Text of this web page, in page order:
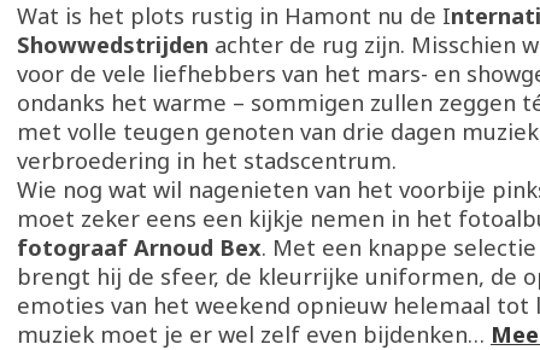
Wat is het plots rustig in Hamont nu de I
Showwedstrijden achter de rug zijn. Misschien
voor de vele liefhebbers van het mars- en
ondanks het warme – sommigen zullen zeggen
met volle teugen genoten van drie dagen
verbroedering in het stadscentrum.
Wie nog wat wil nagenieten van het voorbije
moet zeker eens een kijkje nemen in het
fotograaf Arnoud Bex. Met een knappe
brengt hij de sfeer, de kleurrijke uniformen, de
emoties van het weekend opnieuw helemaal tot
muziek moet je er wel zelf even bijdenken…